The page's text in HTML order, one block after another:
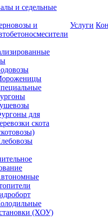
и седельные
и
для
скота
(ХОУ)
Услуги